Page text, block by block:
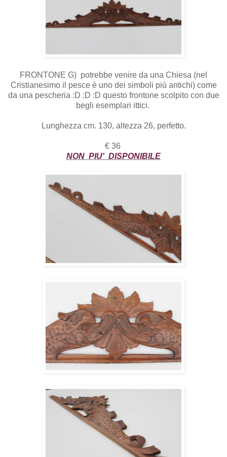
FRONTONE G) potrebbe venire da una Chiesa (nel
Cristianesimo il pesce è uno dei simboli più antichi) come
da una pescheria :D :D :D questo frontone scolpito con due
begli esemplari ittici.
Lunghezza cm. 130, altezza 26, perfetto.
€ 36
NON PIU' DISPONIBILE